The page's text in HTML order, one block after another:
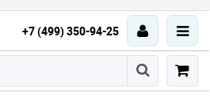
+7 (499) 350-94-25